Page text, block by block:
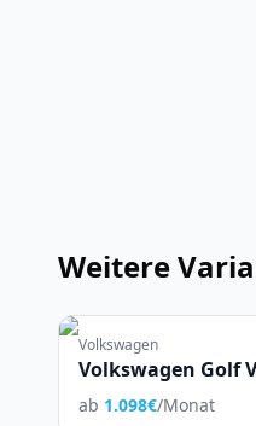
Weitere
Volkswagen
Volkswagen Golf
ab 1.098€/Monat